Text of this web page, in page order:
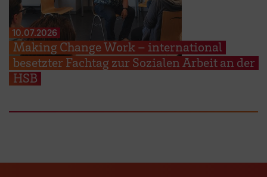
10.07.2026
Making Change Work – international
besetzter Fachtag zur Sozialen Arbeit an der
HSB